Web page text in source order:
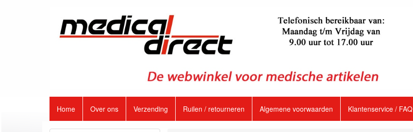
Home Over ons Verzending Ruilen / retourneren Algemene voorwaarden Klantenservice / FAQ